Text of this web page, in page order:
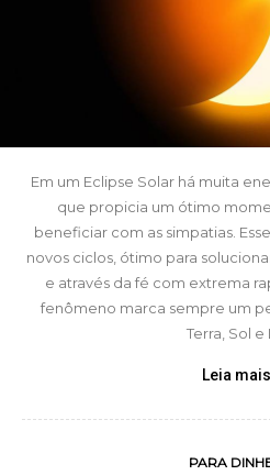
Em um Eclipse Solar há muita
que propicia um ótimo
beneficiar com as simpatias.
novos ciclos, ótimo para
e através da fé com extrema
fenômeno marca sempre um
Terra, Sol e
Leia mais
PARA